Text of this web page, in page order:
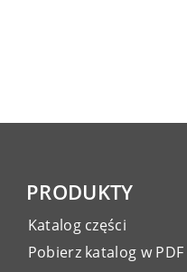
PRODUKTY
Katalog części
Pobierz katalog w PDF